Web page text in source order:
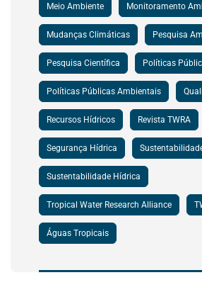
Meio Ambiente Monitoramento
Mudanças Climáticas Pesquisa
Pesquisa Científica Políticas
Políticas Públicas Ambientais
Recursos Hídricos Revista TWRA
Segurança Hídrica
Sustentabilidade Hídrica
Tropical Water Research Alliance
Águas Tropicais